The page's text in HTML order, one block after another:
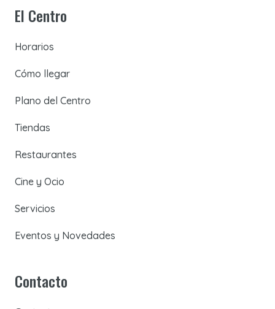
El Centro
Horarios
Cómo llegar
Plano del Centro
Tiendas
Restaurantes
Cine y Ocio
Servicios
Eventos y Novedades
Contacto